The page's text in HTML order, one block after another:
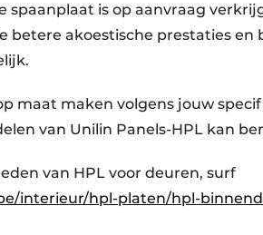
is op aanvraag
betere akoestische prestaties en
maat maken volgens jouw
van Unilin Panels-HPL kan
van HPL voor deuren, surf
interieur/hpl-platen/hpl-